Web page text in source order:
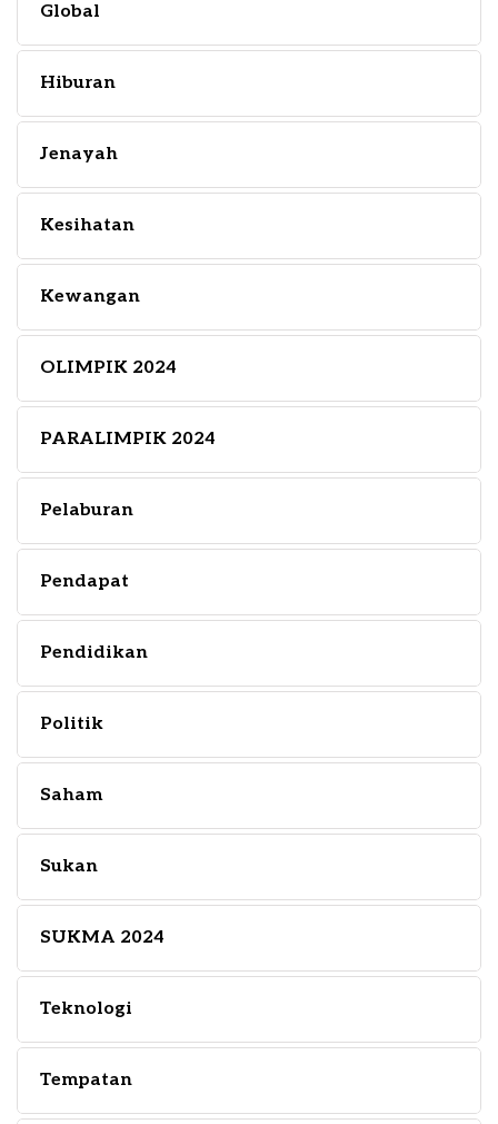
Global
Hiburan
Jenayah
Kesihatan
Kewangan
OLIMPIK 2024
PARALIMPIK 2024
Pelaburan
Pendapat
Pendidikan
Politik
Saham
Sukan
SUKMA 2024
Teknologi
Tempatan